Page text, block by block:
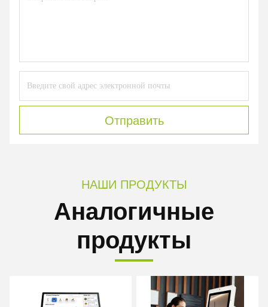
Отправить
НАШИ ПРОДУКТЫ
Аналогичные
продукты